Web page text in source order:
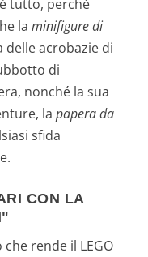
tutto, perché
la minifigure di
delle acrobazie di
di
nonché la sua
la papera da
sfida
CON LA
che rende il LEGO